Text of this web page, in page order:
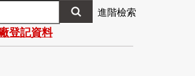
進階檢索
登記資料